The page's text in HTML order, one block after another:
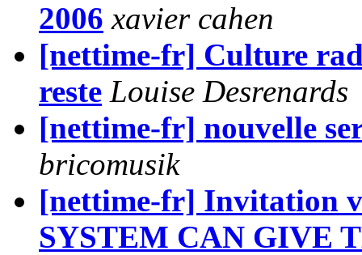
2006 xavier cahen
[nettime-fr] Culture
reste Louise Desrenards
[nettime-fr] nouvelle
bricomusik
[nettime-fr] Invitation
SYSTEM CAN GIVE